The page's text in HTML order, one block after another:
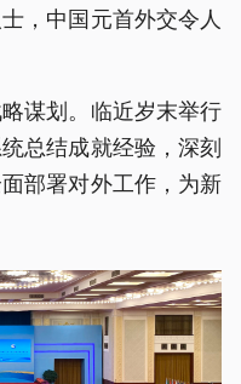
，中国元首外交令人
谋划。临近岁末举行
总结成就经验，深刻
部署对外工作，为新